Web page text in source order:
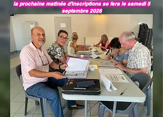
la prochaine matinée d'inscriptions se fera le samedi 5
septembre 2026